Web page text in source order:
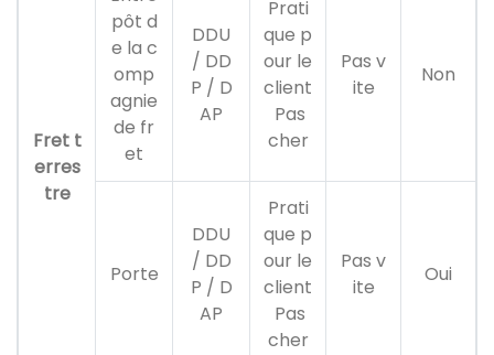
Fret t
erres
tre
pôt d
e la c
omp
agnie
de fr
et
DDU
/ DD
P / D
AP
Prati
que p
our le
client
Pas
cher
Pas v
ite
Non
Porte
DDU
/ DD
P / D
AP
Prati
que p
our le
client
Pas
cher
Pas v
ite
Oui